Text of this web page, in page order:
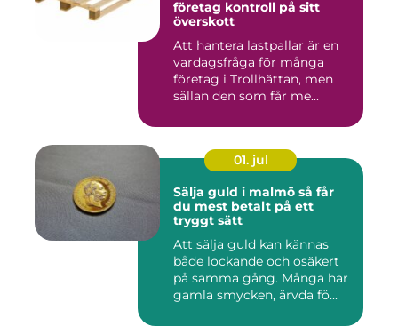
företag kontroll på sitt
överskott
Att hantera lastpallar är en
vardagsfråga för många
företag i Trollhättan, men
sällan den som får me...
01. jul
Sälja guld i malmö så får
du mest betalt på ett
tryggt sätt
Att sälja guld kan kännas
både lockande och osäkert
på samma gång. Många har
gamla smycken, ärvda fö...